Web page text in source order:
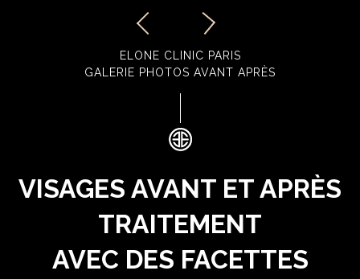
ELONE CLINIC PARIS
GALERIE PHOTOS AVANT APRÈS
VISAGES AVANT ET APRÈS
TRAITEMENT
AVEC DES FACETTES